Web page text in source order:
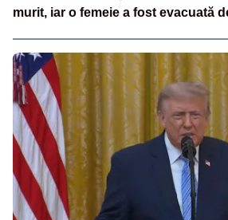
murit, iar o femeie a fost evacuată